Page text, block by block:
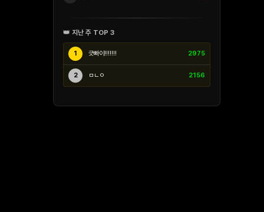
👑 지난 주 TOP 3
1 긋빠이!!!!!!! 2975
2 ㅁㄴㅇ 2156